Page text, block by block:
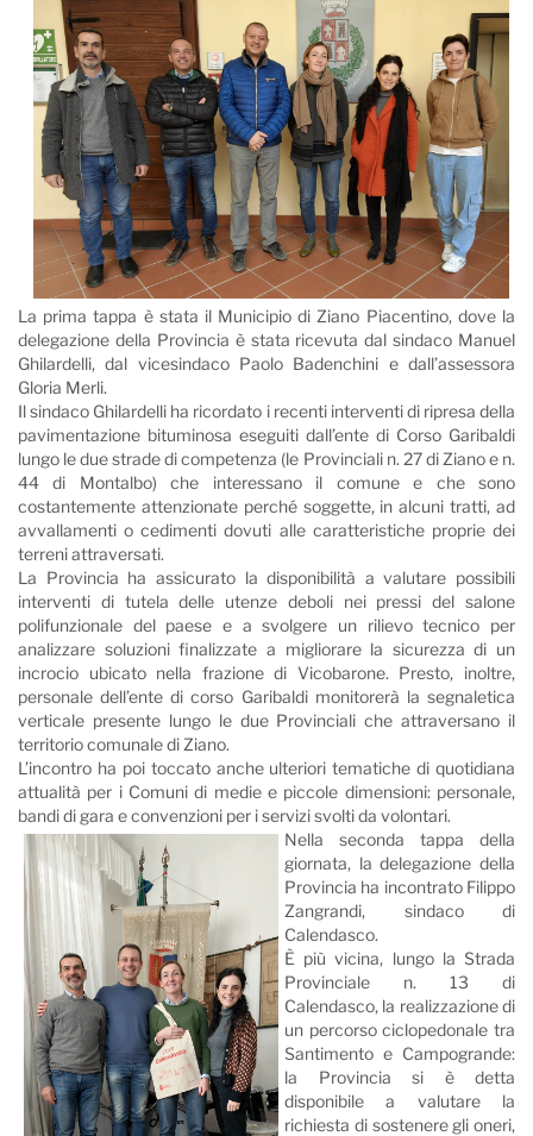
La prima tappa è stata il Municipio di Ziano Piacentino, dove la
delegazione della Provincia è stata ricevuta dal sindaco Manuel
Ghilardelli, dal vicesindaco Paolo Badenchini e dall’assessora
Gloria Merli.
Il sindaco Ghilardelli ha ricordato i recenti interventi di ripresa della
pavimentazione bituminosa eseguiti dall’ente di Corso Garibaldi
lungo le due strade di competenza (le Provinciali n. 27 di Ziano e n.
44 di Montalbo) che interessano il comune e che sono
costantemente attenzionate perché soggette, in alcuni tratti, ad
avvallamenti o cedimenti dovuti alle caratteristiche proprie dei
terreni attraversati.
La Provincia ha assicurato la disponibilità a valutare possibili
interventi di tutela delle utenze deboli nei pressi del salone
polifunzionale del paese e a svolgere un rilievo tecnico per
analizzare soluzioni finalizzate a migliorare la sicurezza di un
incrocio ubicato nella frazione di Vicobarone. Presto, inoltre,
personale dell’ente di corso Garibaldi monitorerà la segnaletica
verticale presente lungo le due Provinciali che attraversano il
territorio comunale di Ziano.
L’incontro ha poi toccato anche ulteriori tematiche di quotidiana
attualità per i Comuni di medie e piccole dimensioni: personale,
bandi di gara e convenzioni per i servizi svolti da volontari.
Nella seconda tappa della
giornata, la delegazione della
Provincia ha incontrato Filippo
Zangrandi, sindaco di
Calendasco.
È più vicina, lungo la Strada
Provinciale n. 13 di
Calendasco, la realizzazione di
un percorso ciclopedonale tra
Santimento e Campogrande:
la Provincia si è detta
disponibile a valutare la
richiesta di sostenere gli oneri,